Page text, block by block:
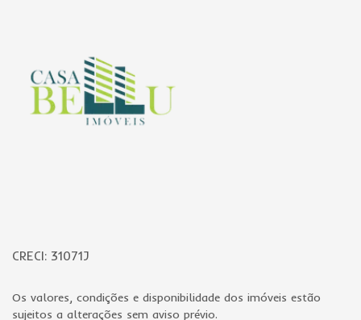
CRECI: 31071J
Os valores, condições e disponibilidade dos imóveis estão
sujeitos a alterações sem aviso prévio.